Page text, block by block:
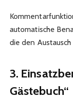
automatische
die den
3.
Gästebuch“